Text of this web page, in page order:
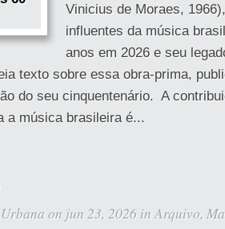
Vinicius de Moraes,
influentes da música
anos em 2026 e seu
texto sobre essa obra-prima,
do seu cinquentenário. A
a música brasileira é...
on jun 23, 2026 inArquivo,